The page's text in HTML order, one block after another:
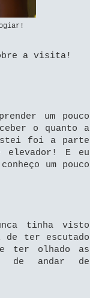
a visita!
um pouco
o quanto a
foi a parte
elevador! E eu
um pouco
tinha visto
de ter escutado
ter olhado as
de andar de